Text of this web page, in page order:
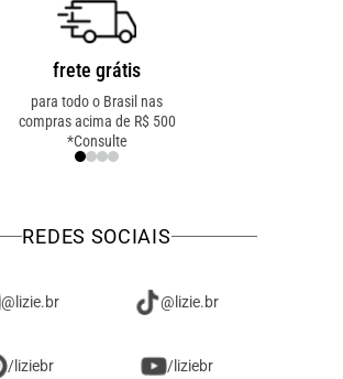
frete grátis
para todo o Brasil nas
compras acima de R$ 500
*Consulte
REDES SOCIAIS
@lizie.br @lizie.br
/liziebr /liziebr